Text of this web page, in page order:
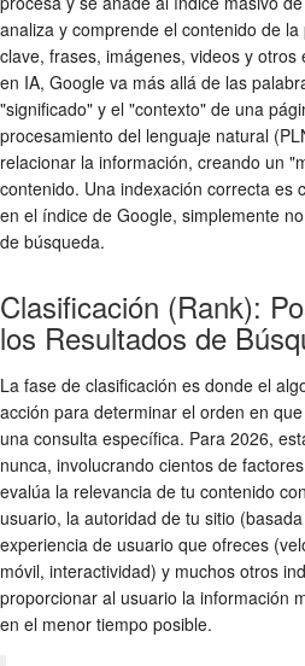
analiza y comprende el contenido de
clave, frases, imágenes, videos y
en IA, Google va más allá de las
"significado" y el "contexto" de una
procesamiento del lenguaje natural
relacionar la información, creando un
contenido. Una indexación correcta es
en el índice de Google, simplemente
de búsqueda.
Clasificación (Rank):
los Resultados de
La fase de clasificación es donde el
acción para determinar el orden en
una consulta específica. Para 2026,
nunca, involucrando cientos de
evalúa la relevancia de tu contenido
usuario, la autoridad de tu sitio
experiencia de usuario que ofreces
móvil, interactividad) y muchos otros
proporcionar al usuario la información
en el menor tiempo posible.